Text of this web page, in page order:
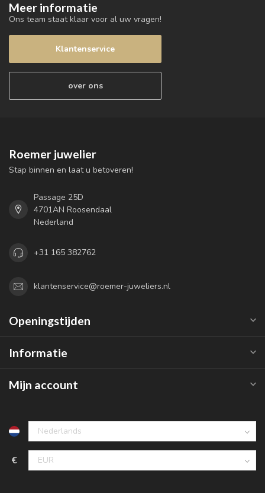
Meer informatie
Ons team staat klaar voor al uw vragen!
Klantenservice
over ons
Roemer juwelier
Stap binnen en laat u betoveren!
Passage 25D
4701AN Roosendaal
Nederland
+31 165 382762
klantenservice@roemer-juweliers.nl
Openingstijden
Informatie
Mijn account
€